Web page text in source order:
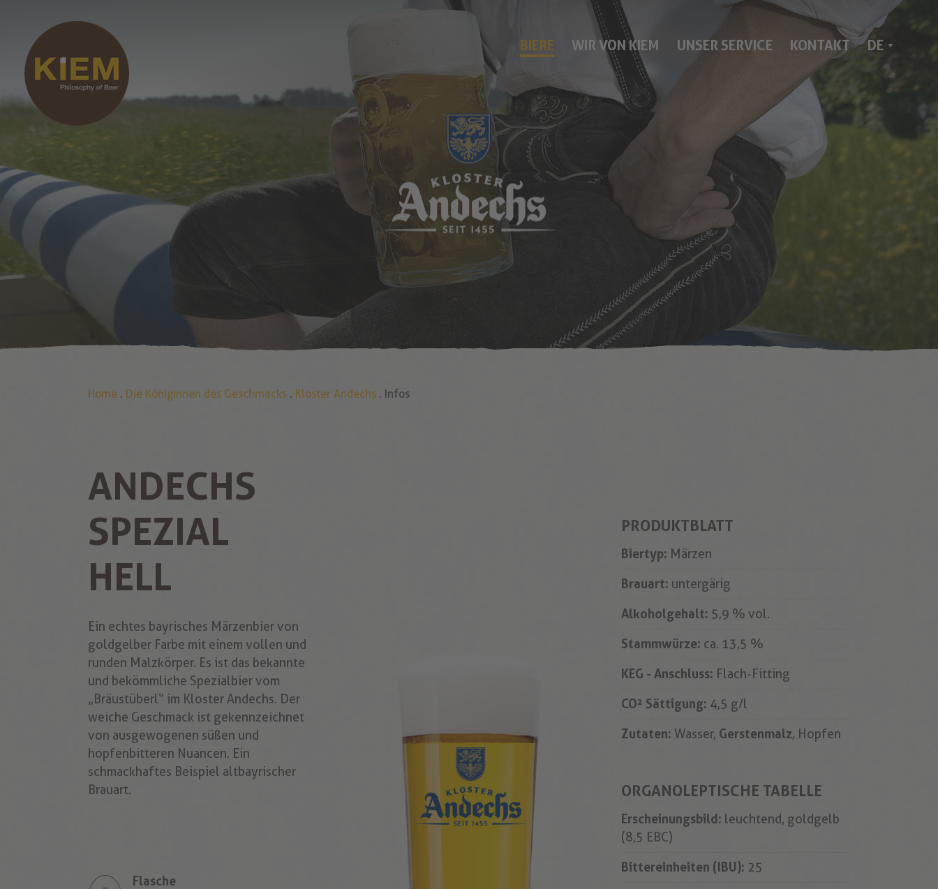
BIERE WIR VON KIEM UNSER SERVICE KONTAKT DE
IT
Home . Die Königinnen des Geschmacks . Kloster Andechs . Infos
ANDECHS
SPEZIAL
HELL
Ein echtes bayrisches Märzenbier von
goldgelber Farbe mit einem vollen und
runden Malzkörper. Es ist das bekannte
und bekömmliche Spezialbier vom
„Bräustüberl“ im Kloster Andechs. Der
weiche Geschmack ist gekennzeichnet
von ausgewogenen süßen und
hopfenbitteren Nuancen. Ein
schmackhaftes Beispiel altbayrischer
Brauart.
Flasche
PRODUKTBLATT
Biertyp: Märzen
Brauart: untergärig
Alkoholgehalt: 5,9 % vol.
Stammwürze: ca. 13,5 %
KEG - Anschluss: Flach-Fitting
CO² Sättigung: 4,5 g/l
Zutaten: Wasser, Gerstenmalz, Hopfen
ORGANOLEPTISCHE TABELLE
Erscheinungsbild: leuchtend, goldgelb
(8,5 EBC)
Bittereinheiten (IBU): 25